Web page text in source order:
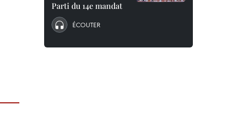
Parti du 14e mandat
ÉCOUTER